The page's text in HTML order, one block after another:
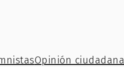
Opinión ciudadana